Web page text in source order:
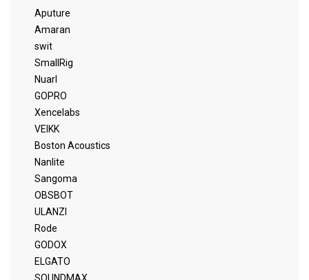
Aputure
Amaran
swit
SmallRig
Nuarl
GOPRO
Xencelabs
VEIKK
Boston Acoustics
Nanlite
Sangoma
OBSBOT
ULANZI
Rode
GODOX
ELGATO